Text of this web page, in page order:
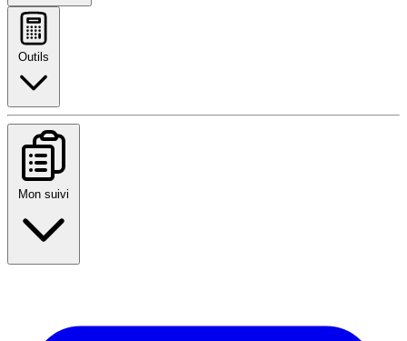
Outils
Mon suivi